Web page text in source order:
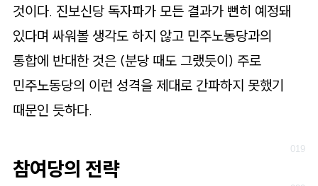
것이다. 진보신당 독자파가 모든 결과가 뻔히 예정돼
있다며 싸워볼 생각도 하지 않고 민주노동당과의
통합에 반대한 것은 (분당 때도 그랬듯이) 주로
민주노동당의 이런 성격을 제대로 간파하지 못했기
때문인 듯하다.
참여당의 전략